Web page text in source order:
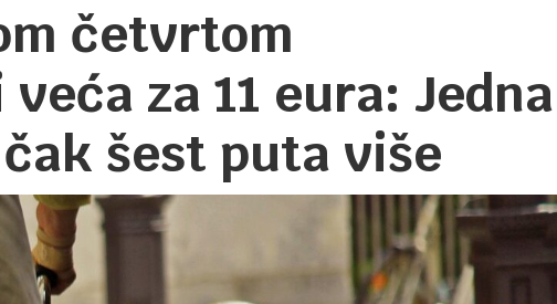
četvrtom
za 11 eura: Jedna
šest puta više